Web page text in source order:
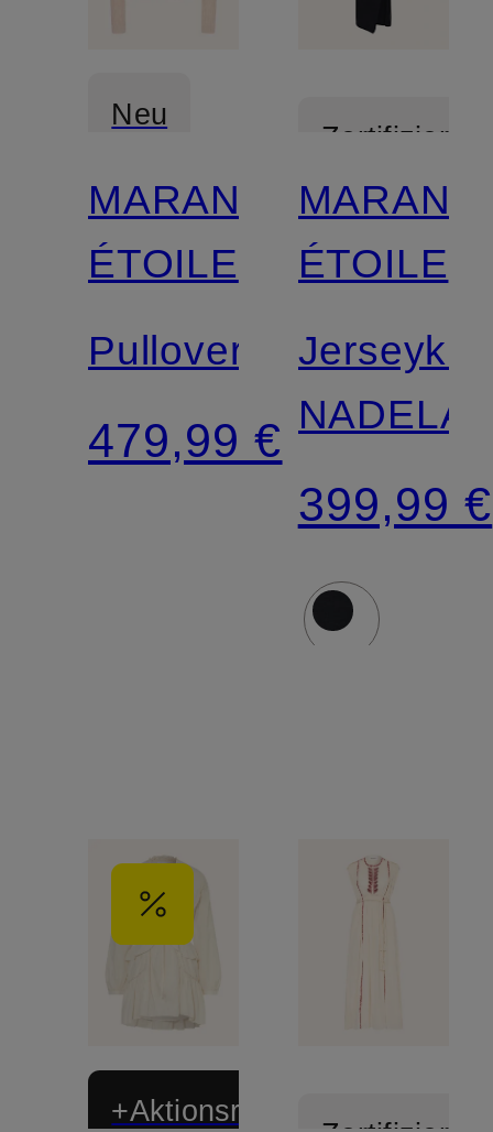
Neu
MARANT
ÉTOILE
Pullover
479,99 €
Zertifiziert
MARANT
ÉTOILE
NADELA
399,99 €
+Aktionsrabatt